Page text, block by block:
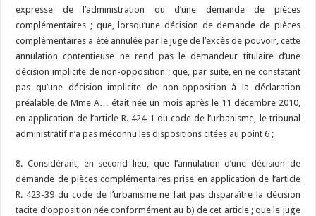
expresse de l’administration ou d’une demande de pièces
complémentaires ; que, lorsqu’une décision de demande de pièces
complémentaires a été annulée par le juge de l’excès de pouvoir, cette
annulation contentieuse ne rend pas le demandeur titulaire d’une
décision implicite de non-opposition ; que, par suite, en ne constatant
pas qu’une décision implicite de non-opposition à la déclaration
préalable de Mme A… était née un mois après le 11 décembre 2010,
en application de l’article R. 424-1 du code de l’urbanisme, le tribunal
administratif n’a pas méconnu les dispositions citées au point 6 ;
8. Considérant, en second lieu, que l’annulation d’une décision de
demande de pièces complémentaires prise en application de l’article
R. 423-39 du code de l’urbanisme ne fait pas disparaître la décision
tacite d’opposition née conformément au b) de cet article ; que le juge